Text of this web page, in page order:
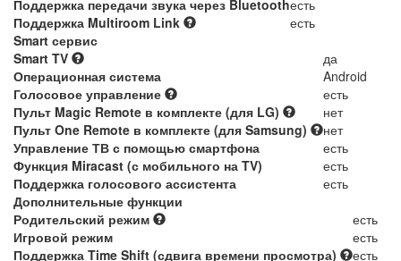
Поддержка передачи звука через Bluetoothесть
Поддержка Multiroom Link
есть
Smart сервис
Smart TV
да
Операционная система
Android
Голосовое управление
есть
Пульт Magic Remote в комплекте (для LG)
нет
Пульт One Remote в комплекте (для Samsung)
нет
Управление ТВ с помощью смартфона
есть
Функция Miracast (с мобильного на TV)
есть
Поддержка голосового ассистента
есть
Дополнительные функции
Родительский режим
есть
Игровой режим
есть
Поддержка Time Shift (сдвига времени просмотра)
есть